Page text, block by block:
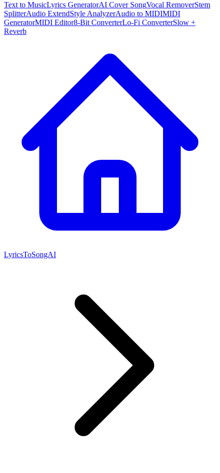
Text to MusicLyrics GeneratorAI Cover SongVocal RemoverStem
SplitterAudio ExtendStyle AnalyzerAudio to MIDIMIDI
GeneratorMIDI Editor8-Bit ConverterLo-Fi ConverterSlow +
Reverb
LyricsToSongAI